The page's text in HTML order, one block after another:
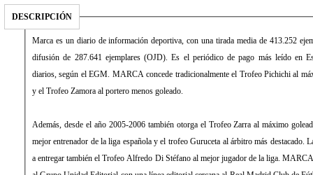
DESCRIPCIÓN
Marca es un diario de información deportiva, con una tirada media de 413.252
difusión de 287.641 ejemplares (OJD). Es el periódico de pago más leído en
diarios, según el EGM. MARCA concede tradicionalmente el Trofeo Pichichi al
y el Trofeo Zamora al portero menos goleado.
Además, desde el año 2005-2006 también otorga el Trofeo Zarra al máximo
mejor entrenador de la liga española y el trofeo Guruceta al árbitro más destacado.
a entregar también el Trofeo Alfredo Di Stéfano al mejor jugador de la liga.